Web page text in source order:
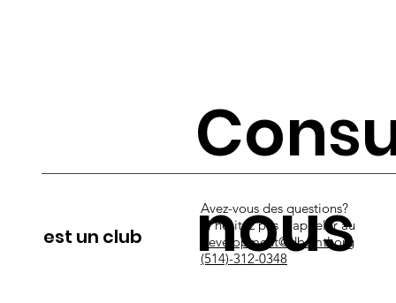
est un club
nous
Avez-vous des questions?
N'hésitez pas à appeler au
development@dbcmtl.org
(514)-312-0348